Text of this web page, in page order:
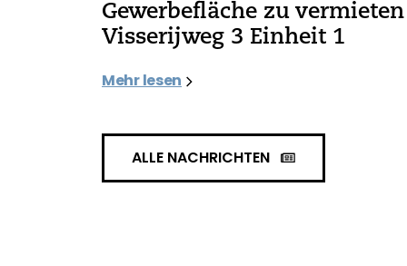
Gewerbefläche zu vermieten
Visserijweg 3 Einheit 1
Mehr lesen
ALLE NACHRICHTEN